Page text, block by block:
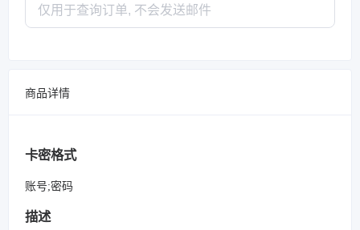
商品详情
卡密格式
账号;密码
描述